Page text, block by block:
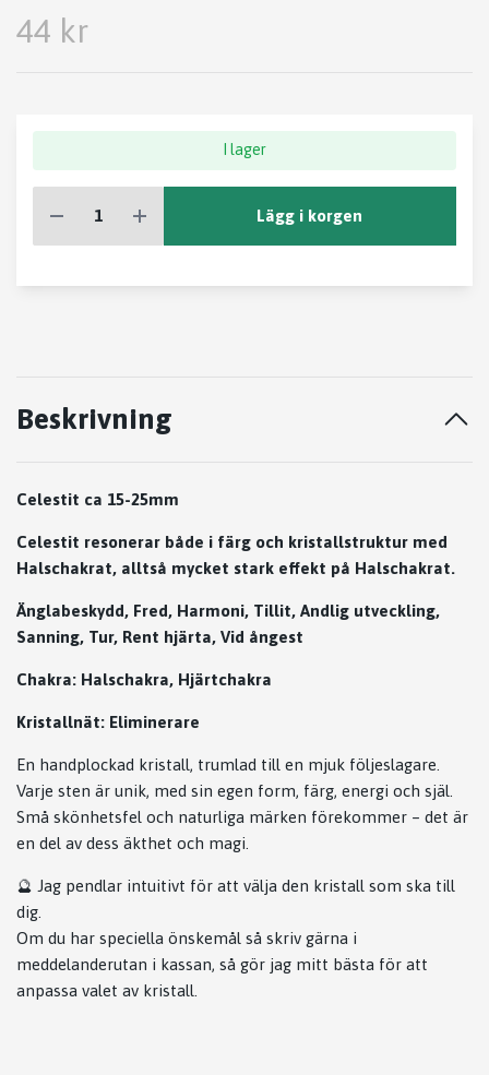
44 kr
I lager
Lägg i korgen
Beskrivning
Celestit ca 15-25mm
Celestit resonerar både i färg och kristallstruktur med
Halschakrat, alltså mycket stark effekt på Halschakrat.
Änglabeskydd, Fred, Harmoni, Tillit, Andlig utveckling,
Sanning, Tur, Rent hjärta, Vid ångest
Chakra: Halschakra, Hjärtchakra
Kristallnät: Eliminerare
En handplockad kristall, trumlad till en mjuk följeslagare.
Varje sten är unik, med sin egen form, färg, energi och själ.
Små skönhetsfel och naturliga märken förekommer – det är
en del av dess äkthet och magi.
🔮 Jag pendlar intuitivt för att välja den kristall som ska till
dig.
Om du har speciella önskemål så skriv gärna i
meddelanderutan i kassan, så gör jag mitt bästa för att
anpassa valet av kristall.